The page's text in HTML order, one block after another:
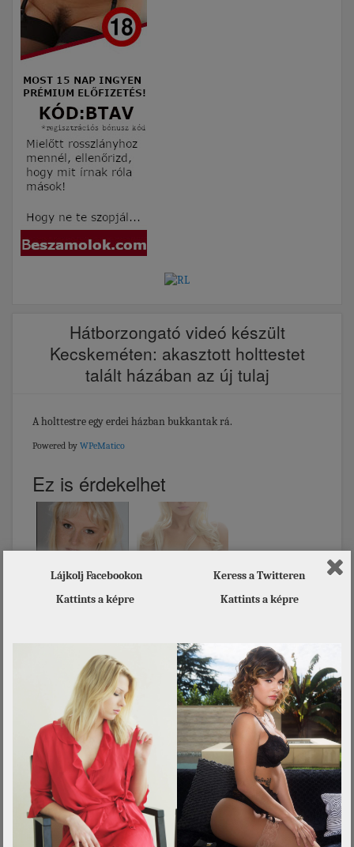
Hátborzongató videó készült
Kecskeméten: akasztott holttestet
talált házában az új tulaj
A holttestre egy erdei házban bukkantak rá.
Powered by WPeMatico
Ez is érdekelhet
November 30. –
ANDREA napja van
A 80-as évek
Bellin(d)a Monica Foster
Lájkolj Facebookon
Kattints a képre
Keress a Twitteren
Kattints a képre